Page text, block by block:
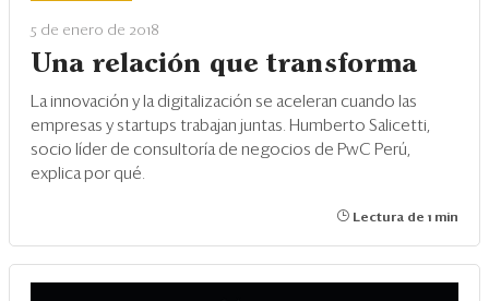
Blogs
Ranking CEO
Edición Impresa
5 de enero de 2018
Una relación que transforma
La innovación y la digitalización se aceleran cuando las
empresas y startups trabajan juntas. Humberto Salicetti,
socio líder de consultoría de negocios de PwC Perú,
explica por qué.
Lectura de 1 min